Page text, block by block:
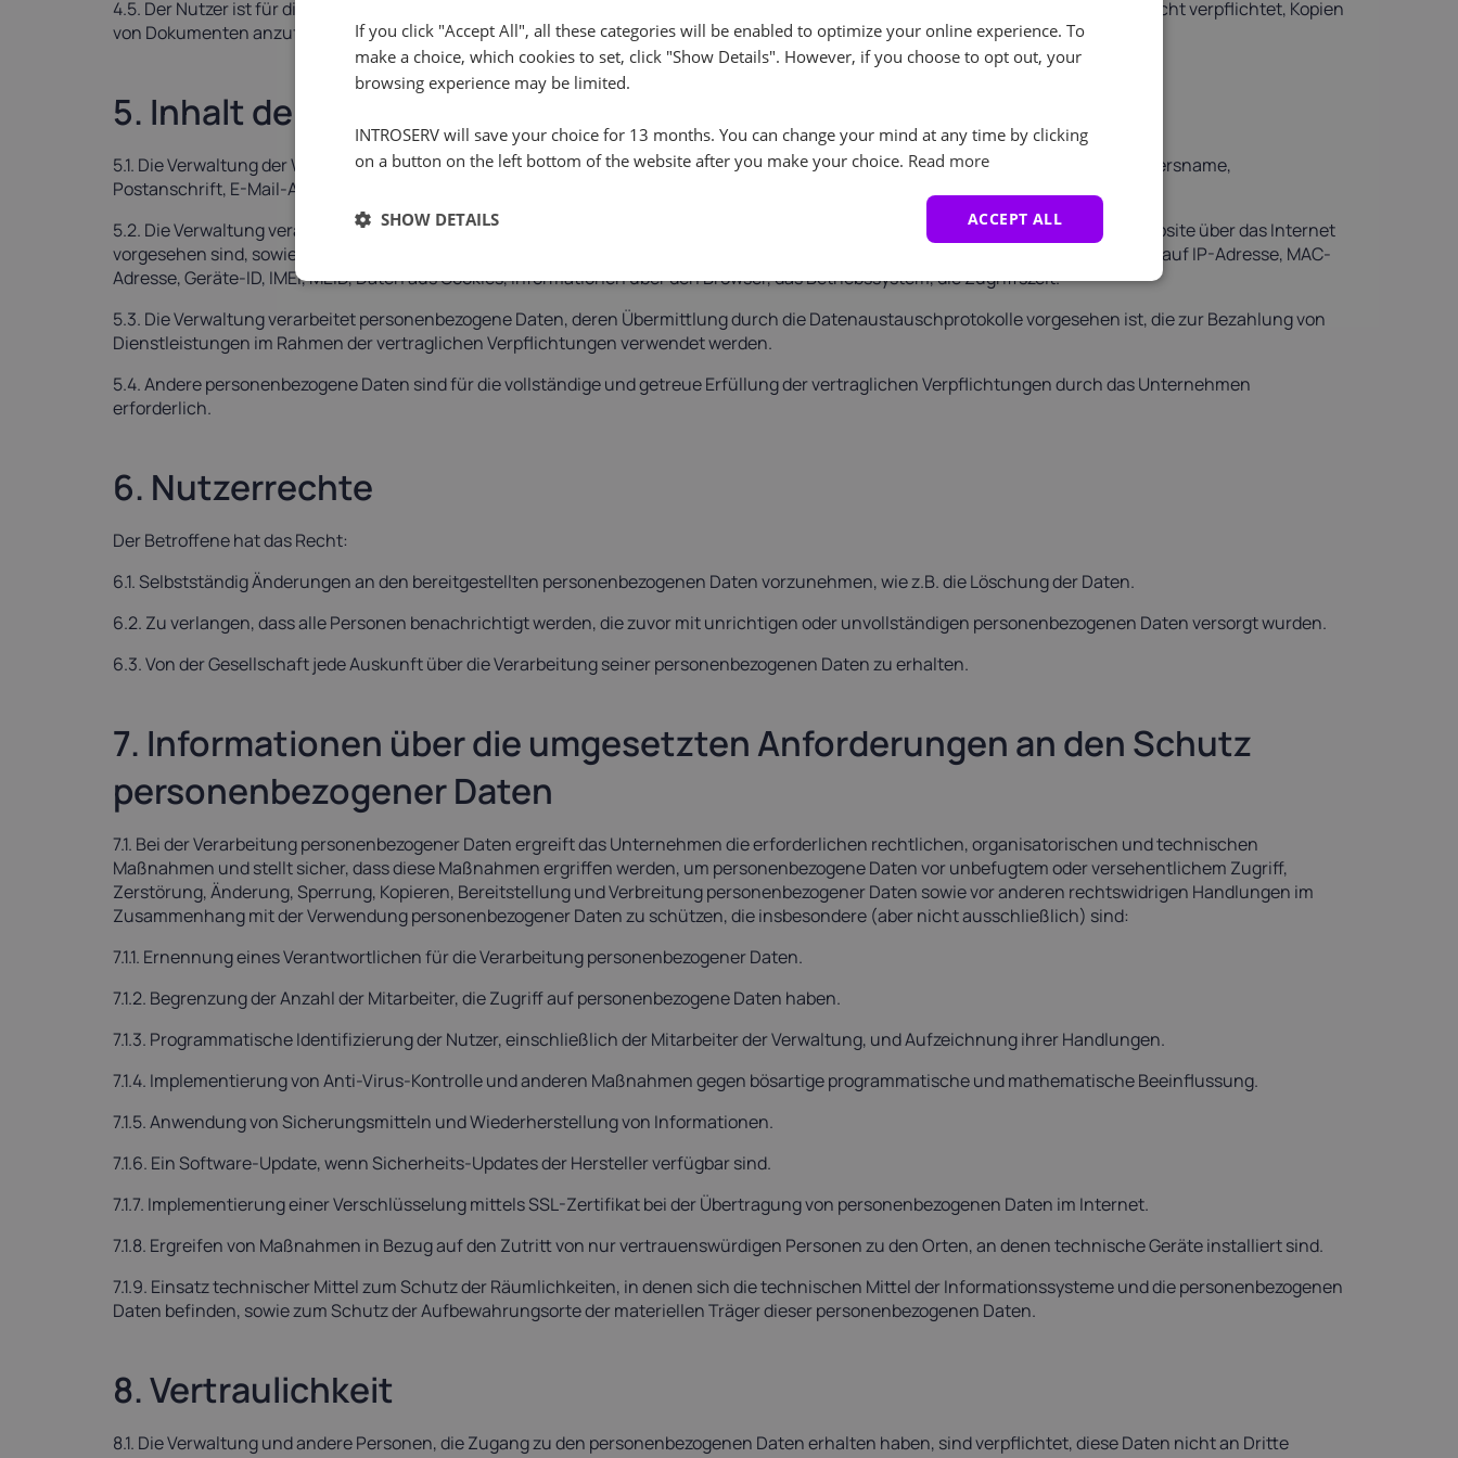
4.5. Der Nutzer ist für die Bereitstellung korrekter personenbezogener Daten verantwortlich. Die Verwaltung hat das Recht, ist aber nicht verpflichtet, Kopien
von Dokumenten anzufordern, die die Echtheit der angegebenen personenbezogenen Daten bestätigen.
5. Inhalt der Informationen über die Benutzer
5.1. Die Verwaltung der Website verarbeitet die folgenden vom Nutzer eingegebenen personenbezogenen Daten: Name, Vorname, Vatersname,
Postanschrift, E-Mail-Adresse, Telefonnummer, icq, skype, telegram.
5.2. Die Verwaltung verarbeitet automatisch Daten, die in den internationalen Datenaustauschprotokollen für den Zugriff auf die Website über das Internet
vorgesehen sind, sowie zum Zweck der Identifizierung der technischen Sitzung des Benutzers, einschließlich, aber nicht beschränkt auf IP-Adresse, MAC-
Adresse, Geräte-ID, IMEI, MEID, Daten aus Cookies, Informationen über den Browser, das Betriebssystem, die Zugriffszeit.
5.3. Die Verwaltung verarbeitet personenbezogene Daten, deren Übermittlung durch die Datenaustauschprotokolle vorgesehen ist, die zur Bezahlung von
Dienstleistungen im Rahmen der vertraglichen Verpflichtungen verwendet werden.
5.4. Andere personenbezogene Daten sind für die vollständige und getreue Erfüllung der vertraglichen Verpflichtungen durch das Unternehmen
erforderlich.
6. Nutzerrechte
Der Betroffene hat das Recht:
6.1. Selbstständig Änderungen an den bereitgestellten personenbezogenen Daten vorzunehmen, wie z.B. die Löschung der Daten.
6.2. Zu verlangen, dass alle Personen benachrichtigt werden, die zuvor mit unrichtigen oder unvollständigen personenbezogenen Daten versorgt wurden.
6.3. Von der Gesellschaft jede Auskunft über die Verarbeitung seiner personenbezogenen Daten zu erhalten.
7. Informationen über die umgesetzten Anforderungen an den Schutz
personenbezogener Daten
7.1. Bei der Verarbeitung personenbezogener Daten ergreift das Unternehmen die erforderlichen rechtlichen, organisatorischen und technischen
Maßnahmen und stellt sicher, dass diese Maßnahmen ergriffen werden, um personenbezogene Daten vor unbefugtem oder versehentlichem Zugriff,
Zerstörung, Änderung, Sperrung, Kopieren, Bereitstellung und Verbreitung personenbezogener Daten sowie vor anderen rechtswidrigen Handlungen im
Zusammenhang mit der Verwendung personenbezogener Daten zu schützen, die insbesondere (aber nicht ausschließlich) sind:
7.1.1. Ernennung eines Verantwortlichen für die Verarbeitung personenbezogener Daten.
7.1.2. Begrenzung der Anzahl der Mitarbeiter, die Zugriff auf personenbezogene Daten haben.
7.1.3. Programmatische Identifizierung der Nutzer, einschließlich der Mitarbeiter der Verwaltung, und Aufzeichnung ihrer Handlungen.
7.1.4. Implementierung von Anti-Virus-Kontrolle und anderen Maßnahmen gegen bösartige programmatische und mathematische Beeinflussung.
7.1.5. Anwendung von Sicherungsmitteln und Wiederherstellung von Informationen.
7.1.6. Ein Software-Update, wenn Sicherheits-Updates der Hersteller verfügbar sind.
7.1.7. Implementierung einer Verschlüsselung mittels SSL-Zertifikat bei der Übertragung von personenbezogenen Daten im Internet.
7.1.8. Ergreifen von Maßnahmen in Bezug auf den Zutritt von nur vertrauenswürdigen Personen zu den Orten, an denen technische Geräte installiert sind.
7.1.9. Einsatz technischer Mittel zum Schutz der Räumlichkeiten, in denen sich die technischen Mittel der Informationssysteme und die personenbezogenen
Daten befinden, sowie zum Schutz der Aufbewahrungsorte der materiellen Träger dieser personenbezogenen Daten.
8. Vertraulichkeit
8.1. Die Verwaltung und andere Personen, die Zugang zu den personenbezogenen Daten erhalten haben, sind verpflichtet, diese Daten nicht an Dritte
If you click "Accept All", all these categories will be enabled to optimize your online experience. To
make a choice, which cookies to set, click "Show Details". However, if you choose to opt out, your
browsing experience may be limited.
INTROSERV will save your choice for 13 months. You can change your mind at any time by clicking
on a button on the left bottom of the website after you make your choice. Read more
ACCEPT ALL
SHOW DETAILS